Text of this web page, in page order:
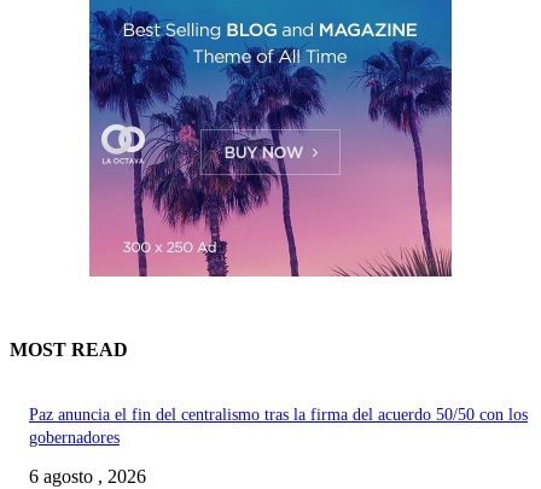
MOST READ
Paz anuncia el fin del centralismo tras la firma del acuerdo 50/50 con los
gobernadores
6 agosto , 2026